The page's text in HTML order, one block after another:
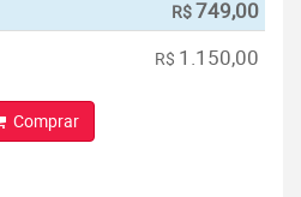
R$749,00
R$ 1.150,00
Comprar